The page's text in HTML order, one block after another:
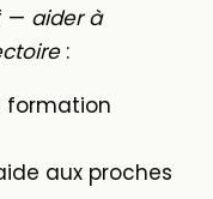
— aider à
:
formation
aux proches